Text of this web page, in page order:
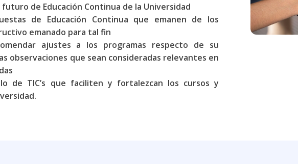
de Educación Continua de la Universidad
de Educación Continua que emanen de los
emanado para tal fin
ajustes a los programas respecto de su
observaciones que sean consideradas relevantes en
de TIC’s que faciliten y fortalezcan los cursos y